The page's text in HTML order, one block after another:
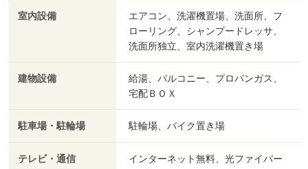
室内設備
エアコン、洗濯機置場、洗面所、フ
ローリング、シャンプードレッサ、
洗面所独立、室内洗濯機置き場
建物設備
給湯、バルコニー、プロパンガス、
宅配ＢＯＸ
駐車場・駐輪場 駐輪場、バイク置き場
テレビ・通信
インターネット無料、光ファイバー